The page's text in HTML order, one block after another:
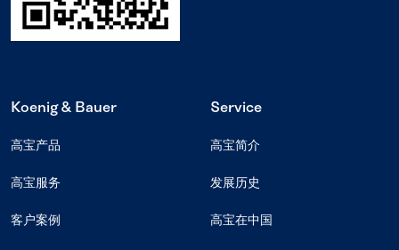
Koenig & Bauer
高宝产品
高宝服务
客户案例
Service
高宝简介
发展历史
高宝在中国